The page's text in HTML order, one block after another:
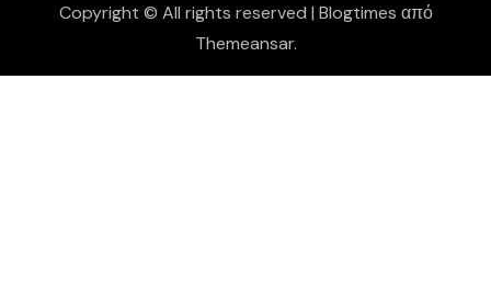
Copyright © All rights reserved | Blogtimes από
Themeansar.